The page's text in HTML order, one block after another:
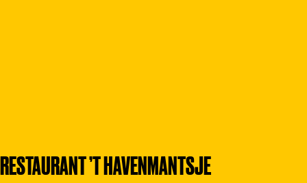
RESTAURANT ’T HAVENMANTSJE